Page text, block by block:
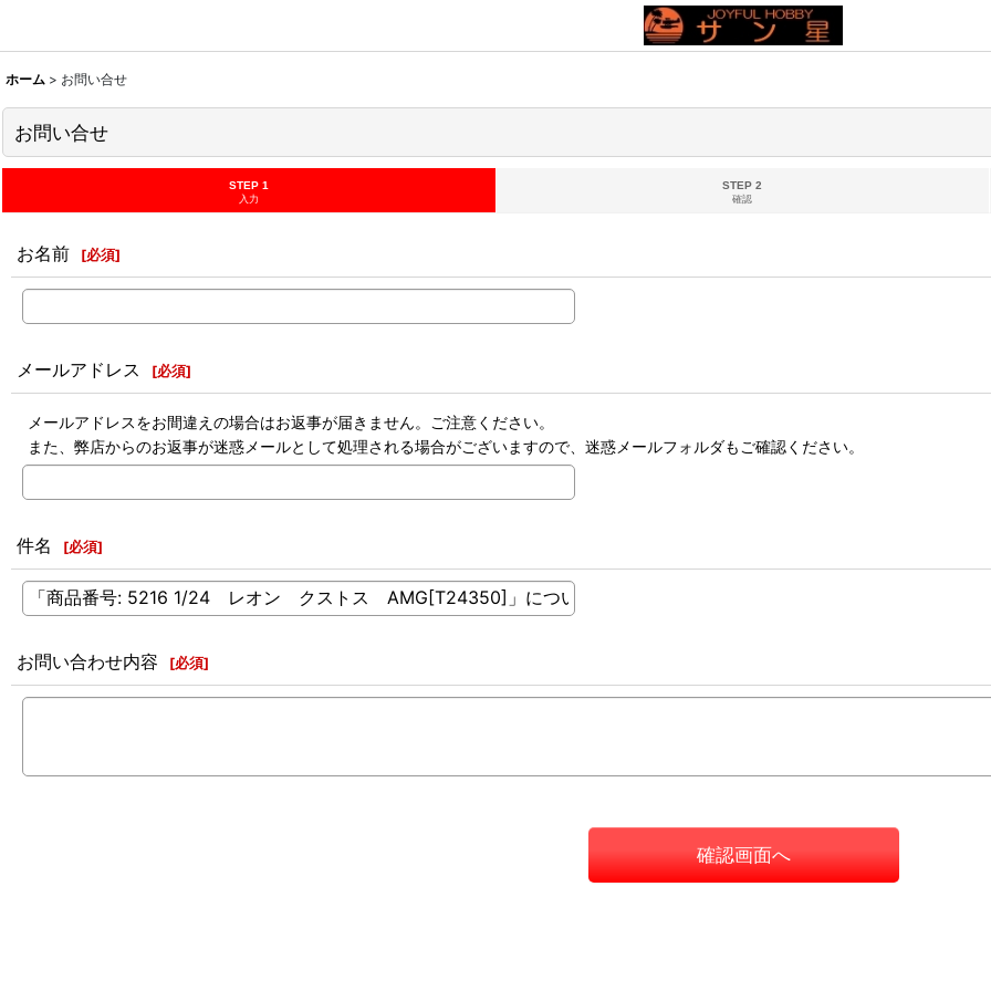
ホーム > お問い合せ
お問い合せ
STEP 1
入力
STEP 2
確認
お名前 [必須]
メールアドレス [必須]
メールアドレスをお間違えの場合はお返事が届きません。ご注意ください。
また、弊店からのお返事が迷惑メールとして処理される場合がございますので、迷惑メールフォルダもご確認ください。
件名 [必須]
お問い合わせ内容 [必須]
確認画面へ